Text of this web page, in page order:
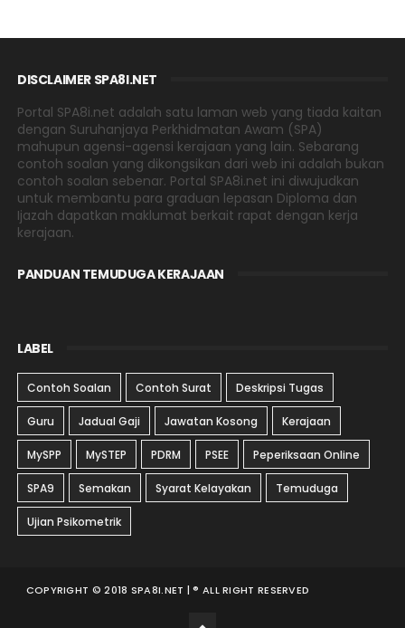
DISCLAIMER SPA8I.NET
Portal SPA8i.net adalah satu laman web yang tiada kaitan
dengan Suruhanjaya Perkhidmatan Awam (SPA)
mahupun agensi-agensi kerajaan yang lain. Sebarang
contoh soalan yang dikongsikan dari web ini adalah bukan
contoh soalan sebenar. Portal SPA8i.net ini diwujudkan
untuk membantu para graduan lepasan Diploma dan
Ijazah dapatkan maklumat berkait rapat dengan kerja
kerajaan.
PANDUAN TEMUDUGA KERAJAAN
LABEL
Contoh Soalan Contoh Surat Deskripsi Tugas
Guru Jadual Gaji Jawatan Kosong Kerajaan
MySPP MySTEP PDRM PSEE Peperiksaan Online
SPA9 Semakan Syarat Kelayakan Temuduga
Ujian Psikometrik
COPYRIGHT © 2018 SPA8I.NET | ® ALL RIGHT RESERVED